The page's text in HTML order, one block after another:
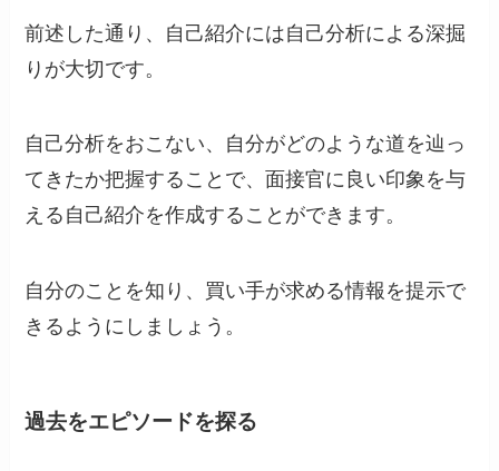
前述した通り、自己紹介には自己分析による深掘
りが大切です。
自己分析をおこない、自分がどのような道を辿っ
てきたか把握することで、面接官に良い印象を与
える自己紹介を作成することができます。
自分のことを知り、買い手が求める情報を提示で
きるようにしましょう。
過去をエピソードを探る